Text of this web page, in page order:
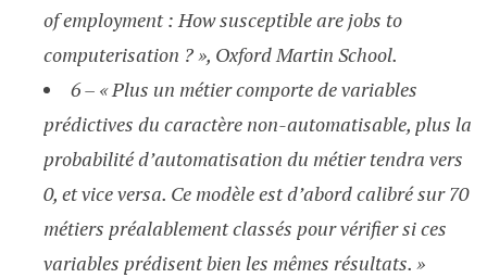
of employment : How susceptible are jobs to
computerisation ? », Oxford Martin School.
6 – « Plus un métier comporte de variables
prédictives du caractère non-automatisable, plus la
probabilité d’automatisation du métier tendra vers
0, et vice versa. Ce modèle est d’abord calibré sur 70
métiers préalablement classés pour vérifier si ces
variables prédisent bien les mêmes résultats. »